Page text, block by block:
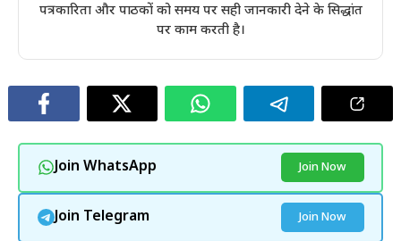
पत्रकारिता और पाठकों को समय पर सही जानकारी देने के सिद्धांत
पर काम करती है।
Join WhatsApp Join Now
Join Telegram Join Now